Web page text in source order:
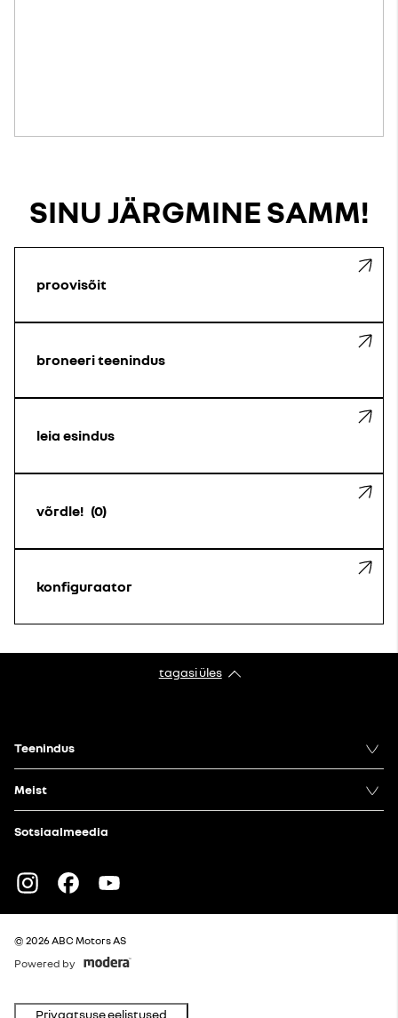
SINU JÄRGMINE SAMM!
proovisõit
broneeri teenindus
leia esindus
võrdle! 0
konfiguraator
tagasi üles
Teenindus
Meist
Sotsiaalmeedia
Instagram
Facebook
© 2026 ABC Motors AS
Powered by